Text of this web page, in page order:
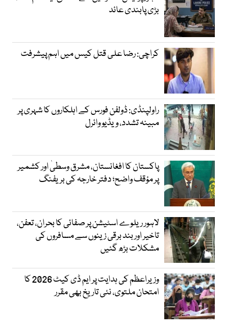
بڑی پابندی عائد
کراچی: رضا علی قتل کیس میں اہم پیشرفت
راولپنڈی: ڈولفن فورس کے اہلکاروں کا شہری پر
مبینہ تشدد، ویڈیو وائرل
پاکستان کا افغانستان، مشرق وسطیٰ اور کشمیر
پر مؤقف واضح؛ دفتر خارجہ کی بریفنگ
لاہور ریلوے اسٹیشن پر صفائی کا بحران، تعفن،
تاخیر اور بند برقی زینوں سے مسافروں کی
مشکلات بڑھ گئیں
وزیراعظم کی ہدایت پر ایم ڈی کیٹ 2026 کا
امتحان ملتوی، نئی تاریخ بھی مقرر